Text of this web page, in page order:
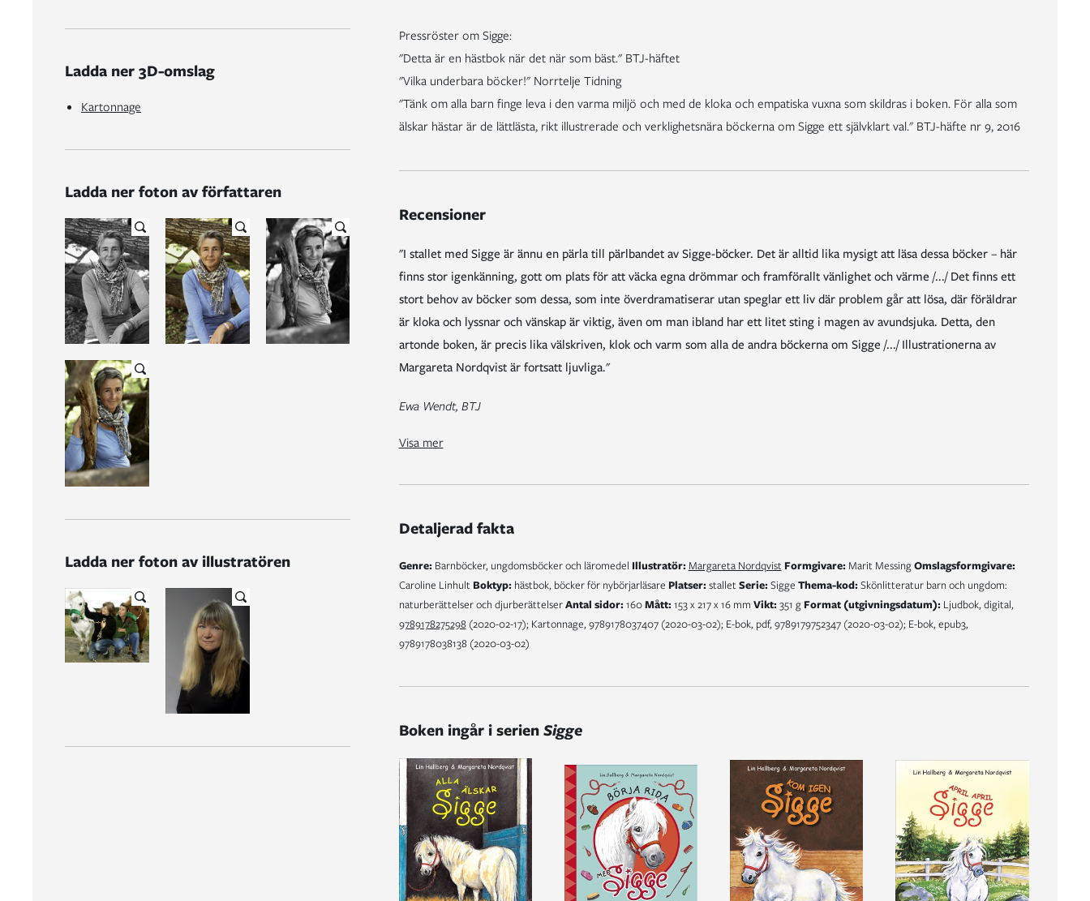
Ladda ner 3D-omslag
Kartonnage
Ladda ner foton av författaren
Ladda ner foton av illustratören
Pressröster om Sigge:
"Detta är en hästbok när det när som bäst." BTJ-häftet
"Vilka underbara böcker!" Norrtelje Tidning
"Tänk om alla barn finge leva i den varma miljö och med de kloka och empatiska vuxna som skildras i boken. För alla som
älskar hästar är de lättlästa, rikt illustrerade och verklighetsnära böckerna om Sigge ett självklart val." BTJ-häfte nr 9, 2016
Recensioner
"I stallet med Sigge är ännu en pärla till pärlbandet av Sigge-böcker. Det är alltid lika mysigt att läsa dessa böcker – här
finns stor igenkänning, gott om plats för att väcka egna drömmar och framförallt vänlighet och värme /.../ Det finns ett
stort behov av böcker som dessa, som inte överdramatiserar utan speglar ett liv där problem går att lösa, där föräldrar
är kloka och lyssnar och vänskap är viktig, även om man ibland har ett litet sting i magen av avundsjuka. Detta, den
artonde boken, är precis lika välskriven, klok och varm som alla de andra böckerna om Sigge /.../ Illustrationerna av
Margareta Nordqvist är fortsatt ljuvliga."
Ewa Wendt, BTJ
Visa mer
Detaljerad fakta
Genre: Barnböcker, ungdomsböcker och läromedel Illustratör: Margareta Nordqvist Formgivare: Marit MessingOmslagsformgivare:
Caroline Linhult Boktyp: hästbok, böcker för nybörjarläsare Platser: stallet Serie: Sigge Thema-kod: Skönlitteratur barn och ungdom:
naturberättelser och djurberättelserAntal sidor: 160Mått: 153 x 217 x 16 mm Vikt: 351 g Format (utgivningsdatum): Ljudbok, digital,
9789178275298(2020-02-17); Kartonnage, 9789178037407 (2020-03-02); E-bok, pdf, 9789179752347 (2020-03-02); E-bok, epub3,
9789178038138 (2020-03-02)
Boken ingår i serienSigge